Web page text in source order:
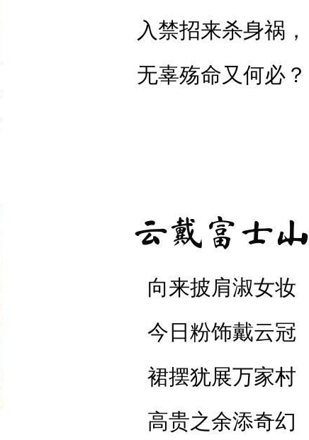
入禁招来杀身祸，
无辜殇命又何必？
云戴富士山
向来披肩淑女妆
今日粉饰戴云冠
裙摆犹展万家村
高贵之余添奇幻